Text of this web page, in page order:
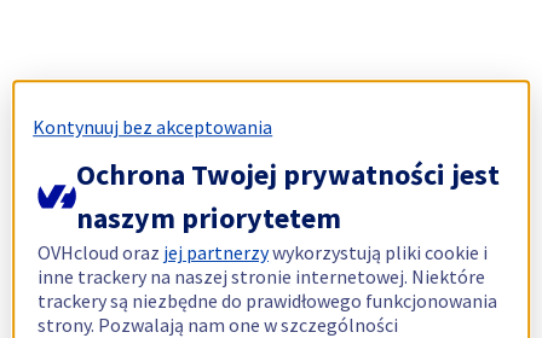
Kontynuuj bez akceptowania
Ochrona Twojej prywatności jest
naszym priorytetem
OVHcloud oraz jej partnerzywykorzystują pliki cookie i
inne trackery na naszej stronie internetowej. Niektóre
trackery są niezbędne do prawidłowego funkcjonowania
strony. Pozwalają nam one w szczególności